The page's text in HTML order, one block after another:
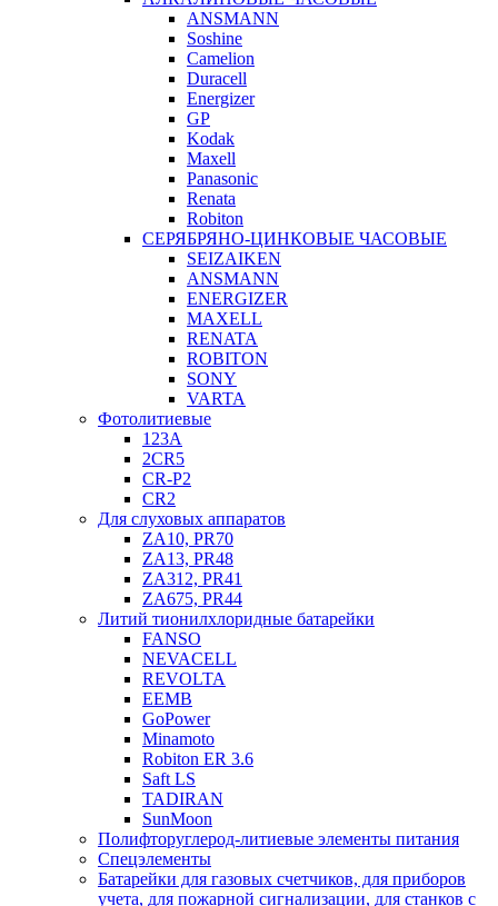
ANSMANN
Soshine
Camelion
Duracell
Energizer
GP
Kodak
Maxell
Panasonic
Renata
Robiton
СЕРЯБРЯНО-ЦИНКОВЫЕ ЧАСОВЫЕ
SEIZAIKEN
ANSMANN
ENERGIZER
MAXELL
RENATA
ROBITON
SONY
VARTA
Фотолитиевые
123A
2CR5
CR-P2
CR2
Для слуховых аппаратов
ZA10, PR70
ZA13, PR48
ZA312, PR41
ZA675, PR44
Литий тионилхлоридные батарейки
FANSO
NEVACELL
REVOLTA
EEMB
GoPower
Minamoto
Robiton ER 3.6
Saft LS
TADIRAN
SunMoon
Полифторуглерод-литиевые элементы питания
Спецэлементы
Батарейки для газовых счетчиков, для приборов
учета, для пожарной сигнализации, для станков с